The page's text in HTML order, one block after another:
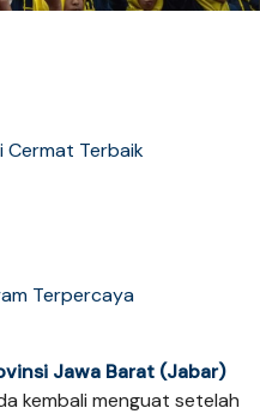
Cermat Terbaik
Terpercaya
Jawa Barat (Jabar)
kembali menguat setelah